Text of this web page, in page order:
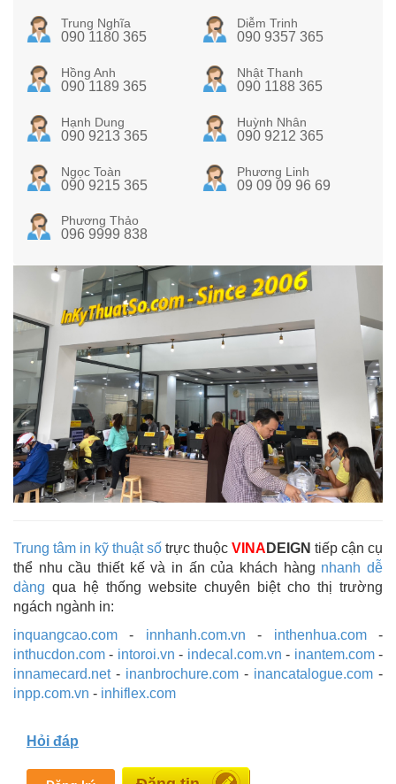
Trung Nghĩa
090 1180 365
Diễm Trinh
090 9357 365
Hồng Anh
090 1189 365
Nhật Thanh
090 1188 365
Hạnh Dung
090 9213 365
Huỳnh Nhân
090 9212 365
Ngọc Toàn
090 9215 365
Phương Linh
09 09 09 96 69
Phương Thảo
096 9999 838
Trung tâm in kỹ thuật số trực thuộc VINA DEIGN tiếp cận cụ
thể nhu cầu thiết kế và in ấn của khách hàng nhanh dễ
dàng qua hệ thống website chuyên biệt cho thị trường
ngách ngành in:
inquangcao.com - innhanh.com.vn - inthenhua.com-
inthucdon.com - intoroi.vn - indecal.com.vn - inantem.com-
innamecard.net- inanbrochure.com - inancatalogue.com -
inpp.com.vn - inhiflex.com
Hỏi đáp